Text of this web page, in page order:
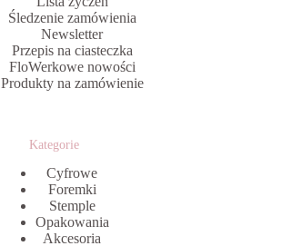
Śledzenie zamówienia
Newsletter
Przepis na ciasteczka
FloWerkowe nowości
Produkty na zamówienie
Kategorie
Cyfrowe
Foremki
Stemple
Opakowania
Akcesoria